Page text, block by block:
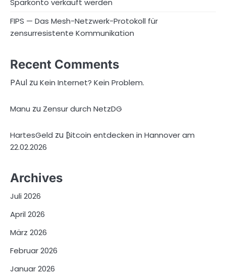
Sparkonto verkauft werden
FIPS — Das Mesh-Netzwerk-Protokoll für
zensurresistente Kommunikation
Recent Comments
PAul zuKein Internet? Kein Problem.
Manu zu Zensur durch NetzDG
HartesGeld zu ₿itcoin entdecken in Hannover am
22.02.2026
Archives
Juli 2026
April 2026
März 2026
Februar 2026
Januar 2026